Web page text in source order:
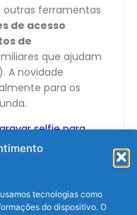
tecnologias como
do dispositivo. O
outras ferramentas
de acesso
de
que ajudam
A novidade
para os
selfie para
apareceu